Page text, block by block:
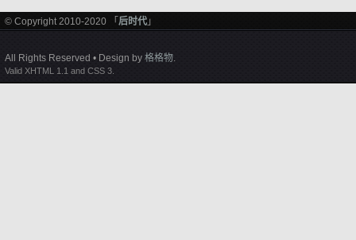
© Copyright 2010-2020 「 后时代 」
All Rights Reserved • Design by 格格物.
Valid XHTML 1.1 and CSS 3.